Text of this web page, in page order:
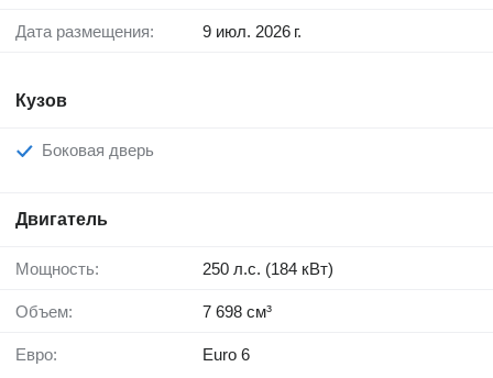
Дата размещения: 9 июл. 2026 г.
Кузов
Боковая дверь
Двигатель
Мощность: 250 л.с. (184 кВт)
Объем: 7 698 см³
Евро: Euro 6